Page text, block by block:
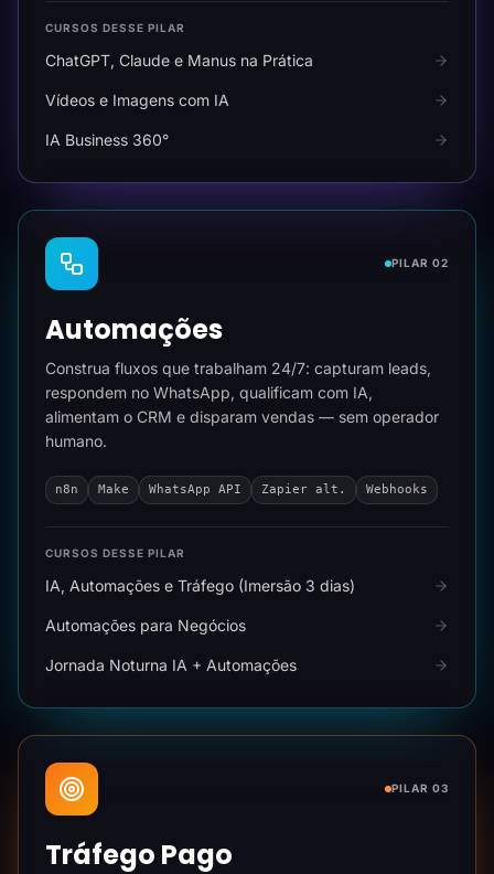
CURSOS DESSE PILAR
ChatGPT, Claude e Manus na Prática
Vídeos e Imagens com IA
IA Business 360°
PILAR 02
Automações
Construa fluxos que trabalham 24/7: capturam leads,
respondem no WhatsApp, qualificam com IA,
alimentam o CRM e disparam vendas — sem operador
humano.
n8n Make WhatsApp API Zapier alt. Webhooks
CURSOS DESSE PILAR
IA, Automações e Tráfego (Imersão 3 dias)
Automações para Negócios
Jornada Noturna IA + Automações
PILAR 03
Tráfego Pago